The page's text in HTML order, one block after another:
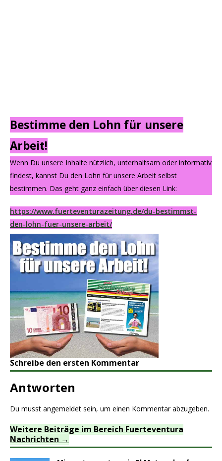
Bestimme den Lohn für unsere
Arbeit!
Wenn Du unsere Inhalte nützlich, unterhaltsam oder informativ
findest, kannst Du den Lohn für unsere Arbeit selbst
bestimmen. Das geht ganz einfach über diesen Link:
https://www.fuerteventurazeitung.de/du-bestimmst-
den-lohn-fuer-unsere-arbeit/
Schreibe den ersten Kommentar
Antworten
Du musst angemeldet sein, um einen Kommentar abzugeben.
Weitere Beiträge im Bereich Fuerteventura
Nachrichten